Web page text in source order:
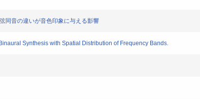
同音の違いが音色印象に与える影響
Synthesis with Spatial Distribution of Frequency Bands.